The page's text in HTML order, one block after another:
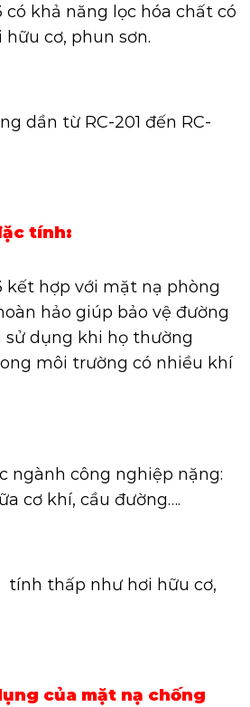
có khả năng lọc hóa chất có
cơ, phun sơn.
dần từ RC-201 đến RC-
tính:
kết hợp với mặt nạ phòng
hảo giúp bảo vệ đường
sử dụng khi họ thường
môi trường có nhiều khí
ngành công nghiệp nặng:
cơ khí, cầu đường….
tính thấp như hơi hữu cơ,
của mặt nạ chống